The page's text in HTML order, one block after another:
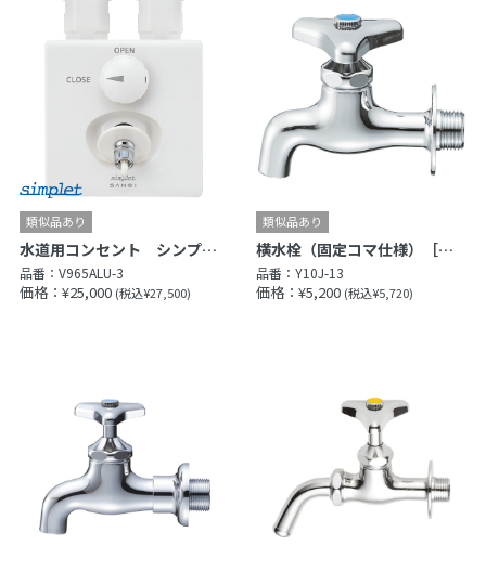
水道用コンセント シンプレット
品番： V965ALU-3
価格：¥25,000 (税込¥27,500)
横水栓（固定コマ仕様）［共用形］
品番：Y10J-13
価格：¥5,200 (税込¥5,720)